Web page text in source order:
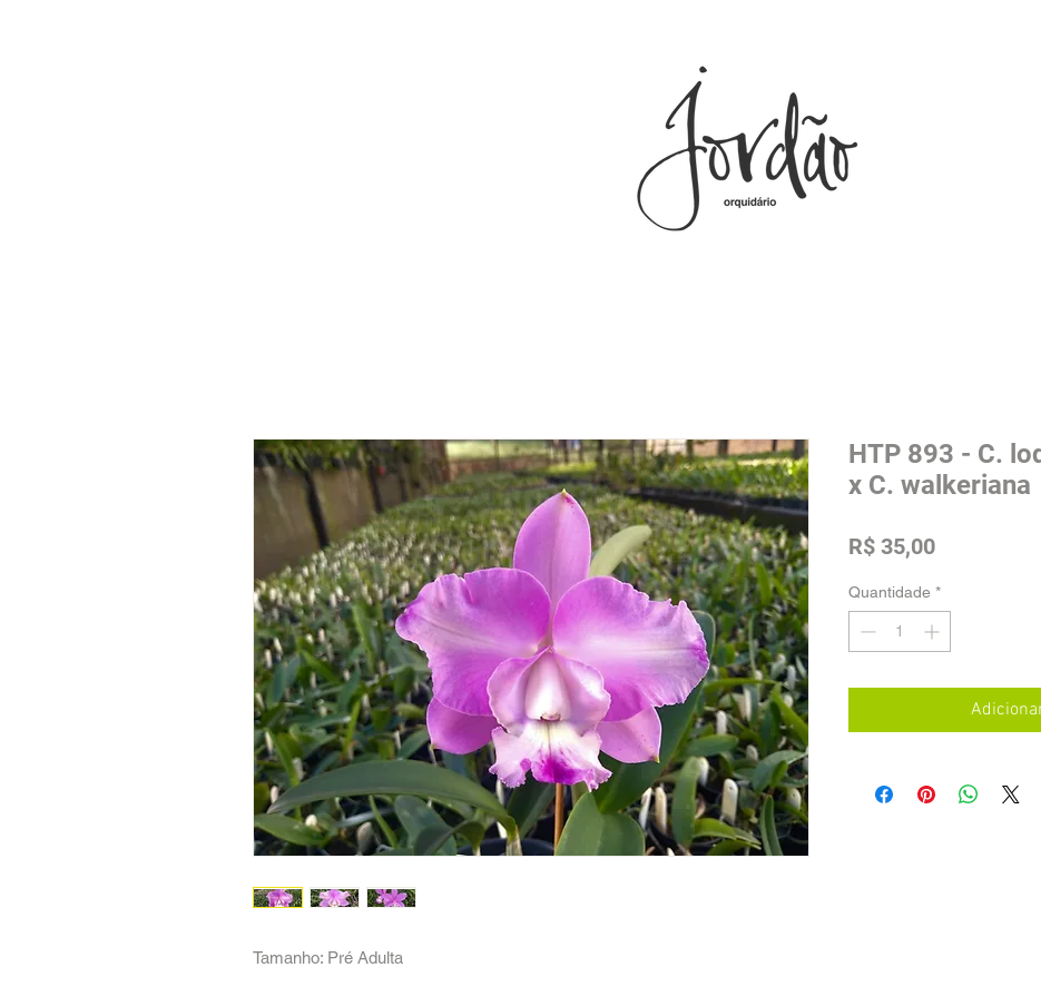
Tamanho: Pré Adulta
HTP 893 - C.
x C. walkeriana
R$ 35,00Preço
Quantidade *